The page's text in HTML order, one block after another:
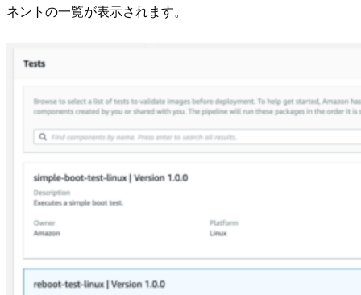
ネントの一覧が表示されます。